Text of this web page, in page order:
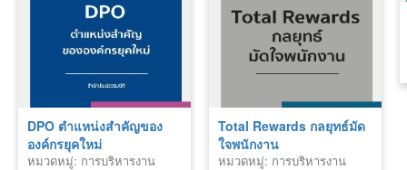
DPO ตำแหน่งสำคัญของ
องค์กรยุคใหม่
หมวดหมู่: การบริหารงาน
Total Rewards กลยุทธ์มัด
ใจพนักงาน
หมวดหมู่: การบริหารงาน